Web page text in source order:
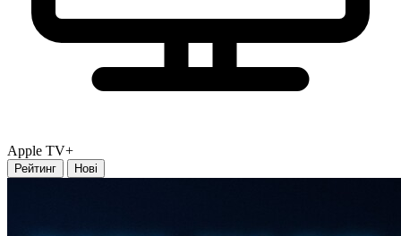
Apple TV+
Рейтинг Нові